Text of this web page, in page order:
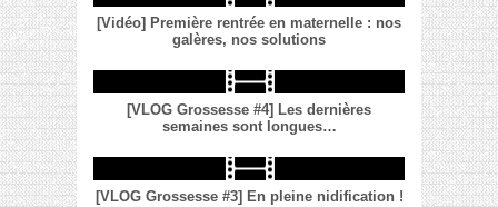
[Vidéo] Première rentrée en maternelle : nos
galères, nos solutions
[VLOG Grossesse #4] Les dernières
semaines sont longues…
[VLOG Grossesse #3] En pleine nidification !